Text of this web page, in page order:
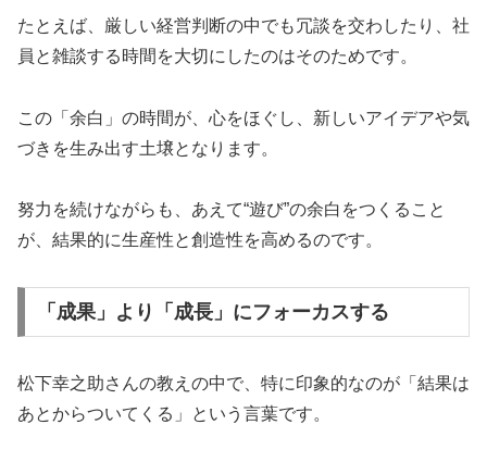
たとえば、厳しい経営判断の中でも冗談を交わしたり、社
員と雑談する時間を大切にしたのはそのためです。
この「余白」の時間が、心をほぐし、新しいアイデアや気
づきを生み出す土壌となります。
努力を続けながらも、あえて“遊び”の余白をつくること
が、結果的に生産性と創造性を高めるのです。
「成果」より「成長」にフォーカスする
松下幸之助さんの教えの中で、特に印象的なのが「結果は
あとからついてくる」という言葉です。